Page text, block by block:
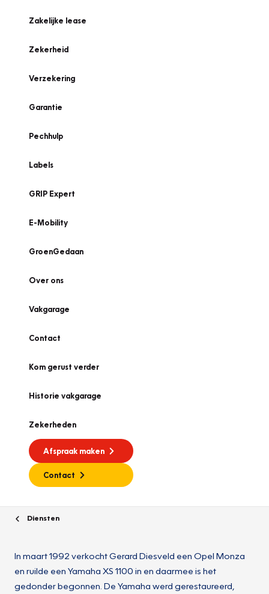
Zakelijke lease
Zekerheid
Verzekering
Garantie
Pechhulp
Labels
GRIP Expert
E-Mobility
GroenGedaan
Over ons
Vakgarage
Contact
Kom gerust verder
Historie vakgarage
Zekerheden
Afspraak maken
Contact
Diensten
In maart 1992 verkocht Gerard Diesveld een Opel Monza
en ruilde een Yamaha XS 1100 in en daarmee is het
gedonder begonnen. De Yamaha werd gerestaureerd,